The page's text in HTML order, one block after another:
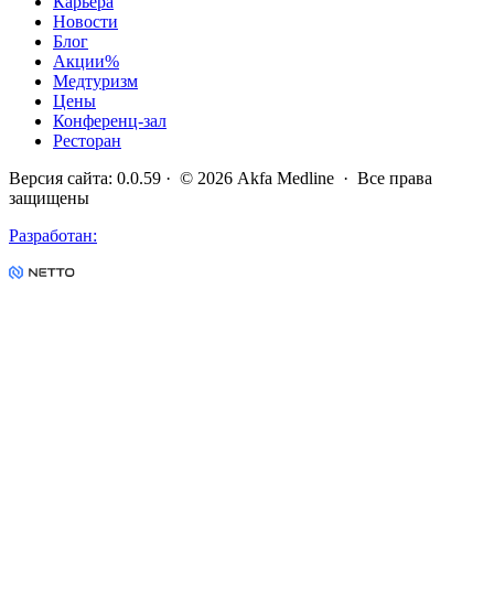
Новости
Блог
Акции%
Медтуризм
Цены
Конференц-зал
Ресторан
Версия сайта: 0.0.59 · © 2026 Akfa Medline · Все права
защищены
Разработан: